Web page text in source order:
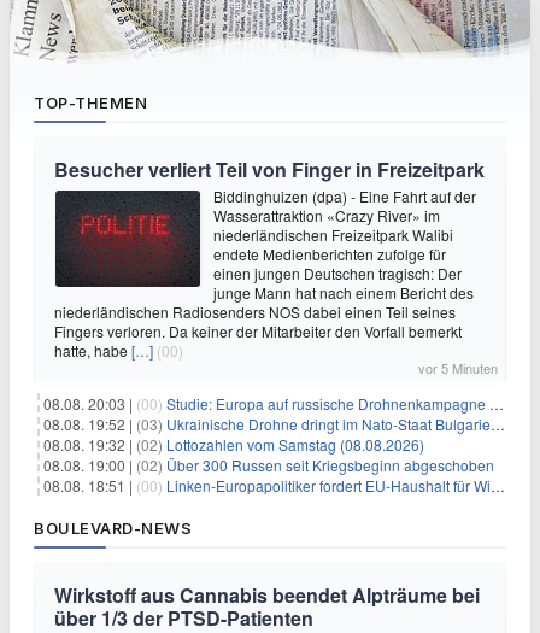
TOP-THEMEN
Besucher verliert Teil von Finger in Freizeitpark
Biddinghuizen (dpa) - Eine Fahrt auf der
Wasserattraktion «Crazy River» im
niederländischen Freizeitpark Walibi
endete Medienberichten zufolge für
einen jungen Deutschen tragisch: Der
junge Mann hat nach einem Bericht des
niederländischen Radiosenders NOS dabei einen Teil seines
Fingers verloren. Da keiner der Mitarbeiter den Vorfall bemerkt
hatte, habe […] (00)
vor 5 Minuten
08.08. 20:03 | (00) Studie: Europa auf russische Drohnenkampagne unzureichend vorbereitet
08.08. 19:52 | (03) Ukrainische Drohne dringt im Nato-Staat Bulgarien ein
08.08. 19:32 | (02) Lottozahlen vom Samstag (08.08.2026)
08.08. 19:00 | (02) Über 300 Russen seit Kriegsbeginn abgeschoben
08.08. 18:51 | (00) Linken-Europapolitiker fordert EU-Haushalt für Wirtschaftsumbau
BOULEVARD-NEWS
Wirkstoff aus Cannabis beendet Alpträume bei
über 1/3 der PTSD-Patienten